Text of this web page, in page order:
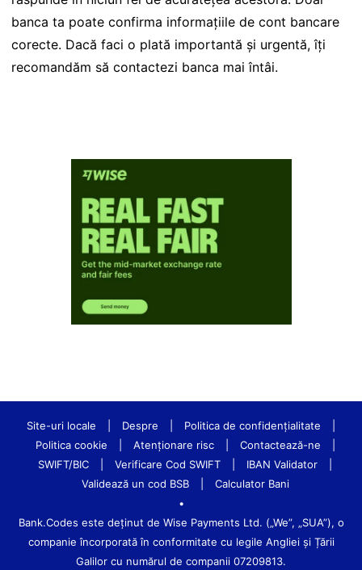
banca ta poate confirma informațiile de cont bancare
corecte. Dacă faci o plată importantă și urgentă, îți
recomandăm să contactezi banca mai întâi.
Site-uri locale Despre Politica de confidenţialitate
Politica cookie
Atenționare risc Contactează-ne
SWIFT/BIC
Verificare Cod SWIFT IBAN Validator
Validează un cod BSB
Calculator Bani
•
Bank.Codes este deținut de Wise Payments Ltd. („We”, „SUA”), o
companie încorporată în conformitate cu legile Angliei și Țării
Galilor cu numărul de companii 07209813.